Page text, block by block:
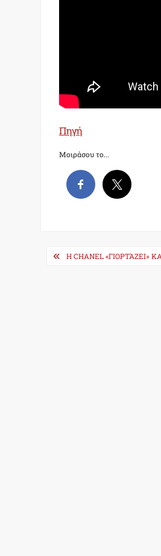
Πηγή
Μοιράσου το...
PostH CHANEL